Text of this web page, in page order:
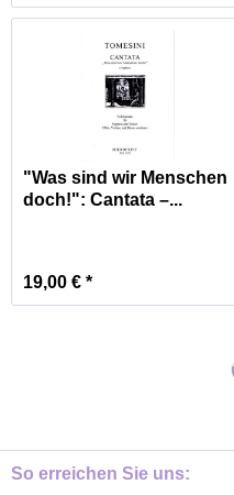
"Was sind wir Menschen
doch!": Cantata –...
19,00 € *
So erreichen Sie uns: